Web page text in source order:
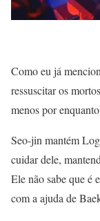
Como eu já
ressuscitar os
menos por
Seo-jin mantém
cuidar dele,
Ele não sabe que é
com a ajuda de